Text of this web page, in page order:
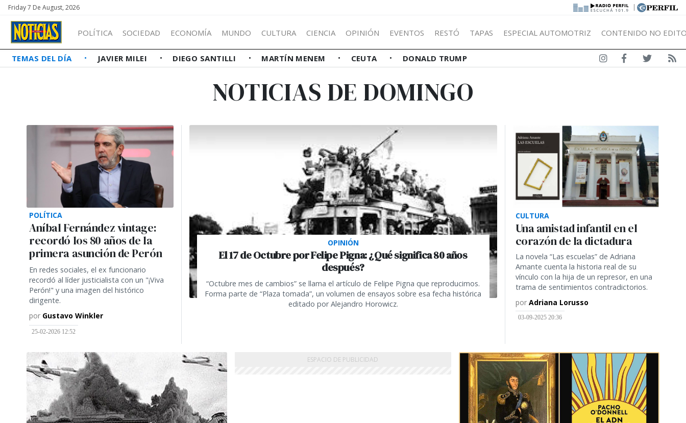
Friday 7 De August, 2026 |
POLÍTICA SOCIEDAD ECONOMÍA MUNDO CULTURA CIENCIA OPINIÓN EVENTOS RESTÓ TAPAS ESPECIAL AUTOMOTRIZ CONTENIDO NO
TEMAS DEL DÍA JAVIER MILEI DIEGO SANTILLI MARTÍN MENEM CEUTA DONALD TRUMP
NOTICIAS DE DOMINGO
POLÍTICA
Aníbal Fernández vintage:
recordó los 80 años de la
primera asunción de Perón
En redes sociales, el ex funcionario
recordó al líder justicialista con un "¡Viva
Perón!" y una imagen del histórico
dirigente.
por Gustavo Winkler
25-02-2026 12:52
OPINIÓN
El 17 de Octubre por Felipe Pigna: ¿Qué significa 80 años
después?
“Octubre mes de cambios” se llama el artículo de Felipe Pigna que reproducimos.
Forma parte de “Plaza tomada”, un volumen de ensayos sobre esa fecha histórica
editado por Alejandro Horowicz.
CULTURA
Una amistad infantil en el
corazón de la dictadura
La novela “Las escuelas” de Adriana
Amante cuenta la historia real de su
vínculo con la hija de un represor, en una
trama de sentimientos contradictorios.
por Adriana Lorusso
03-09-2025 20:36